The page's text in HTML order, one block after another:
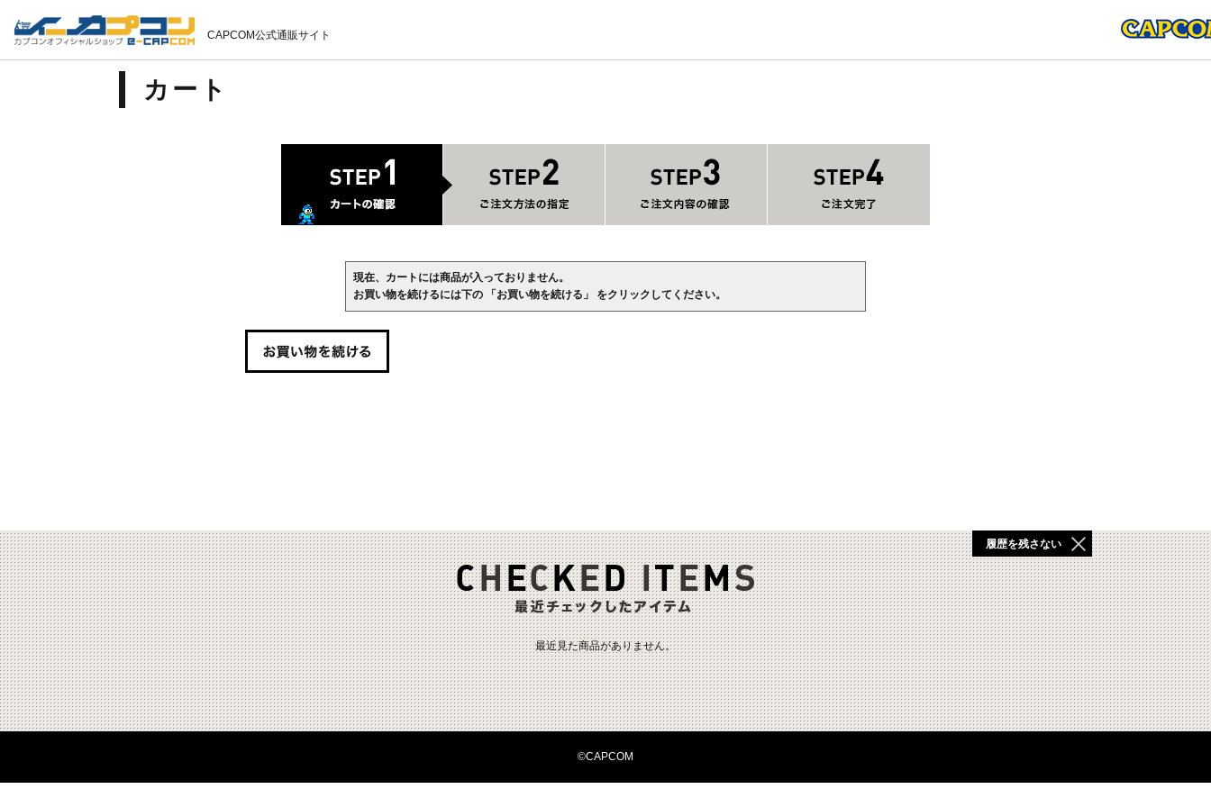
CAPCOM公式通販サイト
カート
現在、カートには商品が入っておりません。
お買い物を続けるには下の 「お買い物を続ける」 をクリックしてください。
最近見た商品がありません。
履歴を残さない
©CAPCOM